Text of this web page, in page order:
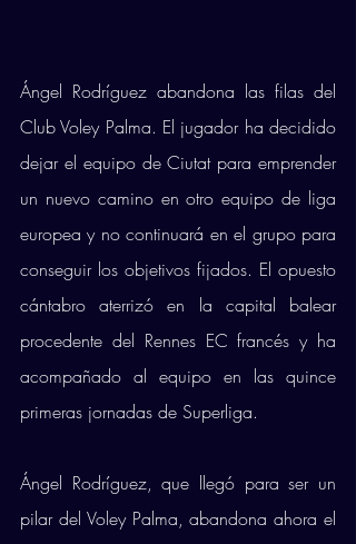
Ángel Rodríguez abandona las filas del
Club Voley Palma. El jugador ha decidido
dejar el equipo de Ciutat para emprender
un nuevo camino en otro equipo de liga
europea y no continuará en el grupo para
conseguir los objetivos fijados. El opuesto
cántabro aterrizó en la capital balear
procedente del Rennes EC francés y ha
acompañado al equipo en las quince
primeras jornadas de Superliga.
Ángel Rodríguez, que llegó para ser un
pilar del Voley Palma, abandona ahora el